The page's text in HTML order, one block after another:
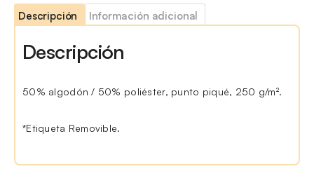
Descripción Información adicional
Descripción
50% algodón / 50% poliéster, punto piqué, 250 g/m².
*Etiqueta Removible.